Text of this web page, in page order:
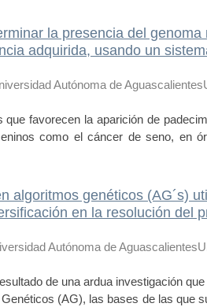
la presencia del
adquirida, usando un
Autónoma de
favorecen la aparición de
como el cáncer de seno, en
algoritmos genéticos (AG´s)
en la resolución del
Autónoma de
de una ardua investigación
(AG), las bases de las que